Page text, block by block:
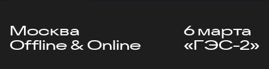
Москва
Offline & Online
6 марта
«ГЭС-2»